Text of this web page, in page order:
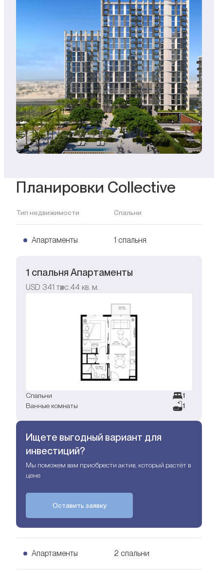
Планировки Collective
Тип недвижимости Спальни
Апартаменты 1 спальня
1 спальня Апартаменты
USD 341 тыс.44 кв. м.
Спальни
1
Ванные комнаты
1
Ищете выгодный вариант для
инвестиций?
Мы поможем вам приобрести актив, который растёт в
цене
Оставить заявку
Апартаменты 2 спальни